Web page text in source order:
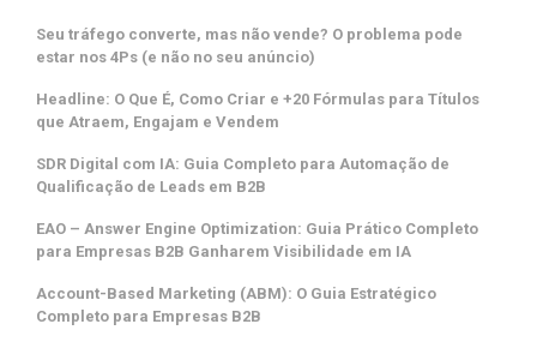
Seu tráfego converte, mas não vende? O problema pode
estar nos 4Ps (e não no seu anúncio)
Headline: O Que É, Como Criar e +20 Fórmulas para Títulos
que Atraem, Engajam e Vendem
SDR Digital com IA: Guia Completo para Automação de
Qualificação de Leads em B2B
EAO – Answer Engine Optimization: Guia Prático Completo
para Empresas B2B Ganharem Visibilidade em IA
Account-Based Marketing (ABM): O Guia Estratégico
Completo para Empresas B2B